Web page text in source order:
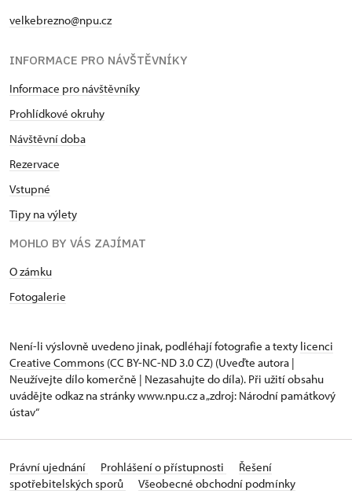
velkebrezno@npu.cz
INFORMACE PRO NÁVŠTĚVNÍKY
Informace pro návštěvníky
Prohlídkové okruhy
Návštěvní doba
Rezervace
Vstupné
Tipy na výlety
MOHLO BY VÁS ZAJÍMAT
O zámku
Fotogalerie
Není-li výslovně uvedeno jinak, podléhají fotografie a texty licenci
Creative Commons (CC BY-NC-ND 3.0 CZ) (Uveďte autora |
Neužívejte dílo komerčně | Nezasahujte do díla). Při užití obsahu
uvádějte odkaz na stránky www.npu.cz a „zdroj: Národní památkový
ústav“
Právní ujednání Prohlášení o přístupnosti
Řešení
spotřebitelských sporů
Všeobecné obchodní podmínky